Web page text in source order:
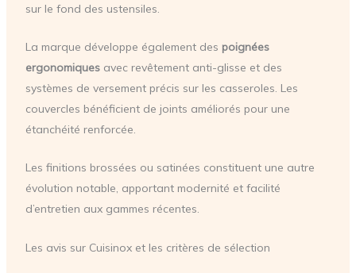
sur le fond des ustensiles.
La marque développe également des poignées
ergonomiquesavec revêtement anti-glisse et des
systèmes de versement précis sur les casseroles. Les
couvercles bénéficient de joints améliorés pour une
étanchéité renforcée.
Les finitions brossées ou satinées constituent une autre
évolution notable, apportant modernité et facilité
d’entretien aux gammes récentes.
Les avis sur Cuisinox et les critères de sélection